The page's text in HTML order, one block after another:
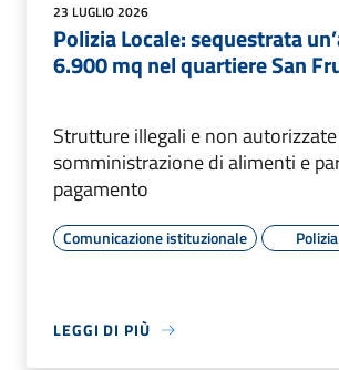
23 LUGLIO 2026
Polizia Locale: sequestrata
6.900 mq nel quartiere San
Strutture illegali e non
somministrazione di alimenti e
pagamento
Comunicazione istituzionale Polizia
LEGGI DI PIÙ